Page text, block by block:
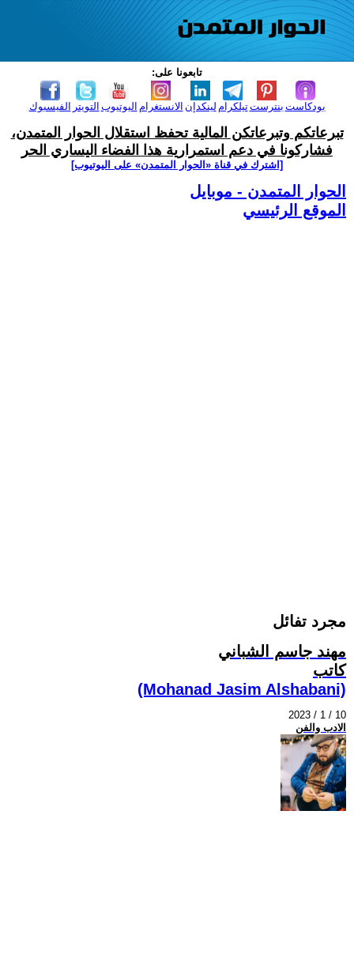
تابعونا على:
الفيسبوك التويتر اليوتيوب الانستغرام لينكدإن تيلكرامبنترست بودكاست
تبرعاتكم وتبرعاتكن المالية تحفظ استقلال الحوار المتمدن،
فشاركونا في دعم استمرارية هذا الفضاء اليساري الحر
[اشترك في قناة ‫«الحوار المتمدن» على اليوتيوب]
الحوار المتمدن - موبايل
الموقع الرئيسي
مجرد تفائل
مهند جاسم الشباني
كاتب
(Mohanad Jasim Alshabani)
2023 / 1 / 10
الادب والفن